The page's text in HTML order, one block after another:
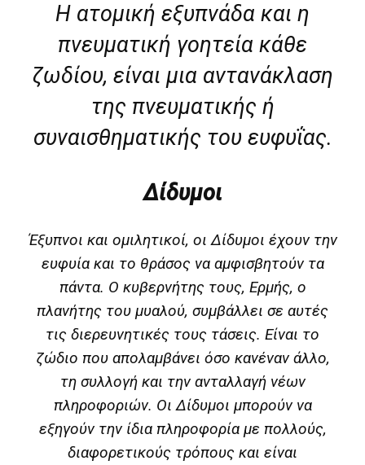
Η ατομική εξυπνάδα και η
πνευματική γοητεία κάθε
ζωδίου, είναι μια αντανάκλαση
της πνευματικής ή
συναισθηματικής του ευφυΐας.
Δίδυμοι
Έξυπνοι και ομιλητικοί, οι Δίδυμοι έχουν την
ευφυία και το θράσος να αμφισβητούν τα
πάντα. Ο κυβερνήτης τους, Ερμής, ο
πλανήτης του μυαλού, συμβάλλει σε αυτές
τις διερευνητικές τους τάσεις. Είναι το
ζώδιο που απολαμβάνει όσο κανέναν άλλο,
τη συλλογή και την ανταλλαγή νέων
πληροφοριών. Οι Δίδυμοι μπορούν να
εξηγούν την ίδια πληροφορία με πολλούς,
διαφορετικούς τρόπους και είναι